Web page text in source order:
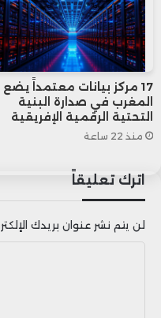
بفضل قدراتها
ChatGPT
google
أسهم التكنولوجيا
17 مركز بيانات معتمداً يضع
المغرب في صدارة البنية
التحتية الرقمية الإفريقية
منذ 22 ساعة
اترك تعليقاً
لن يتم نشر عنوان بريدك